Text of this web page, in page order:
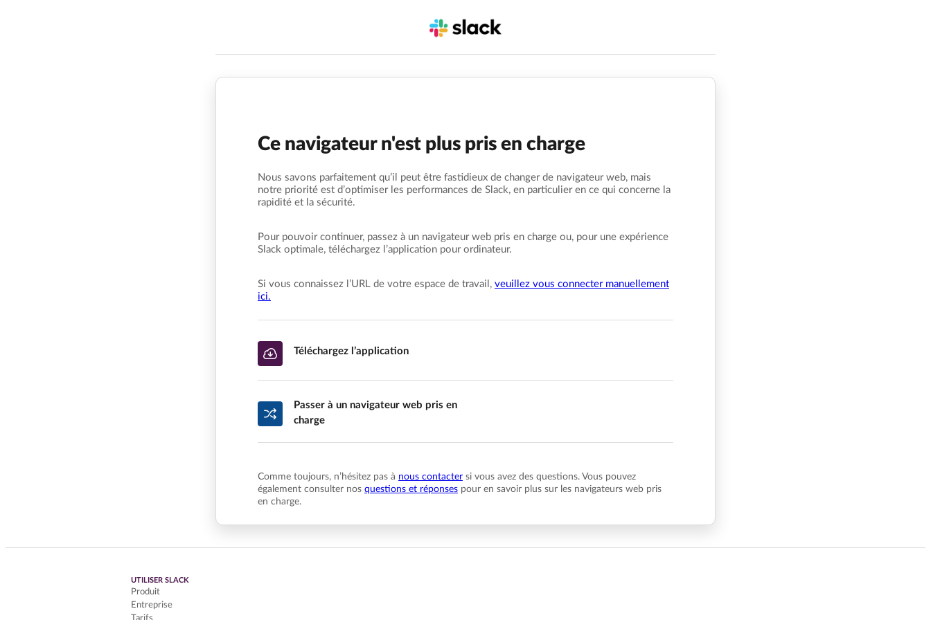
Ce navigateur n'est plus pris en charge
Nous savons parfaitement qu’il peut être fastidieux de changer de navigateur web, mais
notre priorité est d’optimiser les performances de Slack, en particulier en ce qui concerne la
rapidité et la sécurité.
Pour pouvoir continuer, passez à un navigateur web pris en charge ou, pour une expérience
Slack optimale, téléchargez l’application pour ordinateur.
Si vous connaissez l’URL de votre espace de travail, veuillez vous connecter manuellement
ici.
Téléchargez l’application
Passer à un navigateur web pris en
charge
Comme toujours, n’hésitez pas à nous contacter si vous avez des questions. Vous pouvez
également consulter nos questions et réponses pour en savoir plus sur les navigateurs web pris
en charge.
UTILISER SLACK
Produit
Entreprise
Tarifs